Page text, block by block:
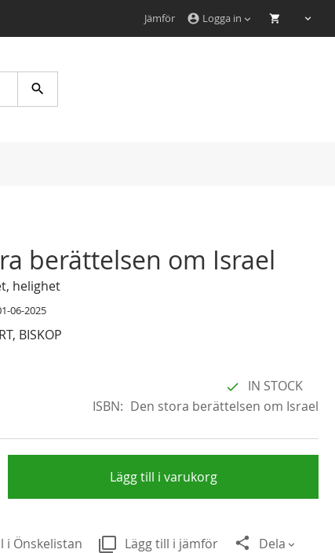
account_circle Logga in
Jämför
berättelsen om Israel
helighet
06-2025
BISKOP
IN STOCK
ISBN
Den stora berättelsen om Israel
Lägg till i varukorg
i Önskelistan Lägg till i jämför Dela